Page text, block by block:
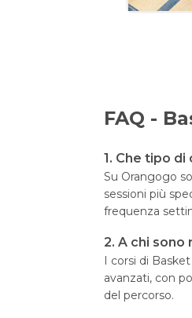
FAQ -
1. Che tipo
Su Orangogo
sessioni più
frequenza
2. A chi sono
I corsi di
avanzati, con
del percorso.